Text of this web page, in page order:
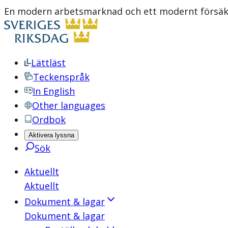
En modern arbetsmarknad och ett modernt
Lättläst
Teckenspråk
In English
Other languages
Ordbok
Aktivera lyssna
Sök
Aktuellt
Aktuellt
Dokument & lagar
Dokument & lagar